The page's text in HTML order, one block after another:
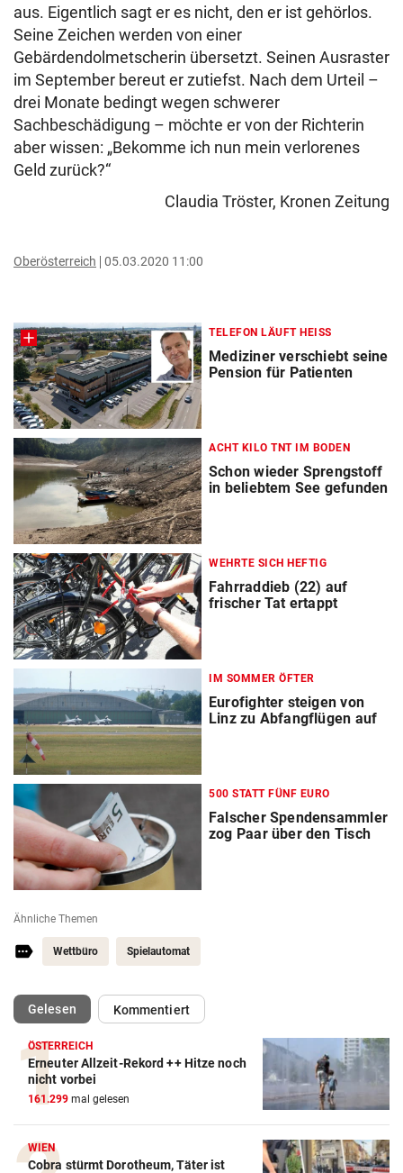
aus. Eigentlich sagt er es nicht, den er ist gehörlos.
Seine Zeichen werden von einer
Gebärdendolmetscherin übersetzt. Seinen Ausraster
im September bereut er zutiefst. Nach dem Urteil –
drei Monate bedingt wegen schwerer
Sachbeschädigung – möchte er von der Richterin
aber wissen: „Bekomme ich nun mein verlorenes
Geld zurück?“
Claudia Tröster, Kronen Zeitung
Oberösterreich 05.03.2020 11:00
TELEFON LÄUFT HEISS
Mediziner verschiebt seine
Pension für Patienten
ACHT KILO TNT IM BODEN
Schon wieder Sprengstoff
in beliebtem See gefunden
WEHRTE SICH HEFTIG
Fahrraddieb (22) auf
frischer Tat ertappt
IM SOMMER ÖFTER
Eurofighter steigen von
Linz zu Abfangflügen auf
500 STATT FÜNF EURO
Falscher Spendensammler
zog Paar über den Tisch
Ähnliche Themen
Wettbüro Spielautomat
Gelesen(ausgewählt)Kommentiert
ÖSTERREICH
Erneuter Allzeit-Rekord ++ Hitze noch
nicht vorbei
161.299 mal gelesen
WIEN
Cobra stürmt Dorotheum, Täter ist